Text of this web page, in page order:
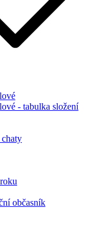
- tabulka složení
občasník